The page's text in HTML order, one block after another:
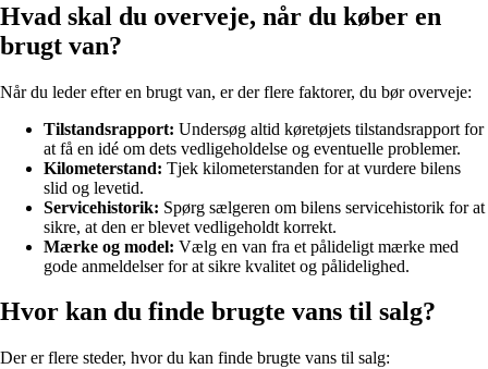
Hvad skal du overveje, når du køber en
brugt van?
Når du leder efter en brugt van, er der flere faktorer, du bør overveje:
Tilstandsrapport: Undersøg altid køretøjets tilstandsrapport for
at få en idé om dets vedligeholdelse og eventuelle problemer.
Kilometerstand: Tjek kilometerstanden for at vurdere bilens
slid og levetid.
Servicehistorik: Spørg sælgeren om bilens servicehistorik for at
sikre, at den er blevet vedligeholdt korrekt.
Mærke og model: Vælg en van fra et pålideligt mærke med
gode anmeldelser for at sikre kvalitet og pålidelighed.
Hvor kan du finde brugte vans til salg?
Der er flere steder, hvor du kan finde brugte vans til salg: